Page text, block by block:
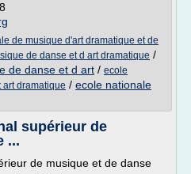
de musique d'art dramatique et de
de danse et d art dramatique /
de danse et d art / ecole
dramatique / ecole nationale
supérieur de
...
de musique et de danse